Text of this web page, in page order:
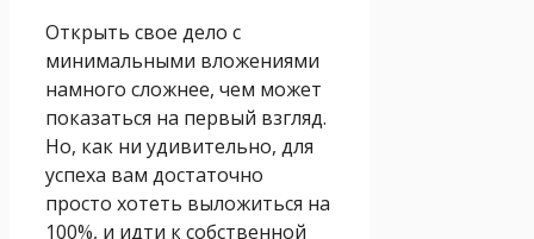
Открыть свое дело с
минимальными вложениями
намного сложнее, чем может
показаться на первый взгляд.
Но, как ни удивительно, для
успеха вам достаточно
просто хотеть выложиться на
100%, и идти к собственной